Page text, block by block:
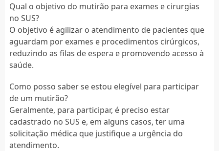
Qual o objetivo do mutirão para exames e cirurgias
no SUS?
O objetivo é agilizar o atendimento de pacientes que
aguardam por exames e procedimentos cirúrgicos,
reduzindo as filas de espera e promovendo acesso à
saúde.
Como posso saber se estou elegível para participar
de um mutirão?
Geralmente, para participar, é preciso estar
cadastrado no SUS e, em alguns casos, ter uma
solicitação médica que justifique a urgência do
atendimento.